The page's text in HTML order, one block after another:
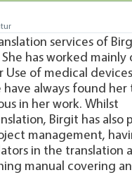
translator who has
is reliable, easy to
a very high standard. It
and I would highly